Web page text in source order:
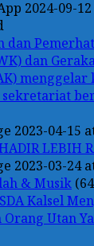
dan
dan
LEBIH
& Musik
Kalsel
Utan